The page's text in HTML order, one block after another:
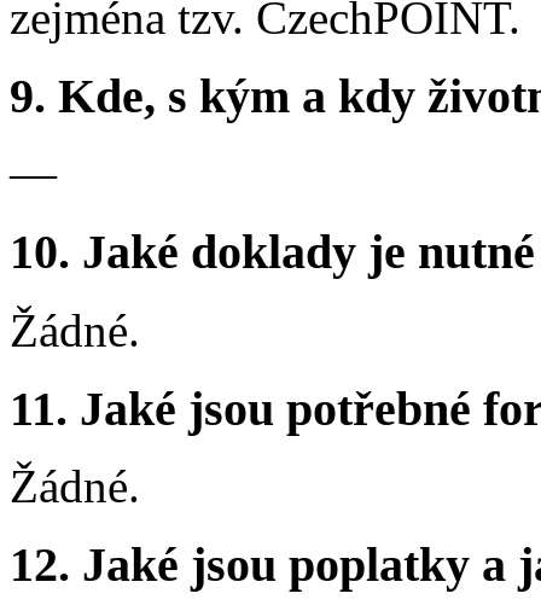
zejména tzv. CzechPOINT.
9. Kde, s kým a kdy
—
10. Jaké doklady je
Žádné.
11. Jaké jsou potřebné
Žádné.
12. Jaké jsou poplatky a